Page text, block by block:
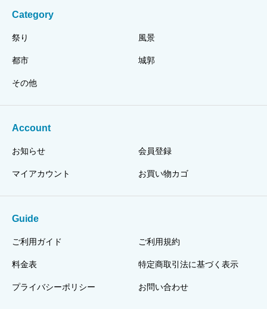
Category
祭り 風景
都市 城郭
その他
Account
お知らせ 会員登録
マイアカウント お買い物カゴ
Guide
ご利用ガイド ご利用規約
料金表 特定商取引法に基づく表示
プライバシーポリシー お問い合わせ